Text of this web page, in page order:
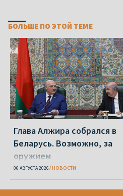
БОЛЬШЕ ПО ЭТОЙ ТЕМЕ
Глава Алжира собрался в
Беларусь. Возможно, за
оружием
06 АВГУСТА 2026 НОВОСТИ